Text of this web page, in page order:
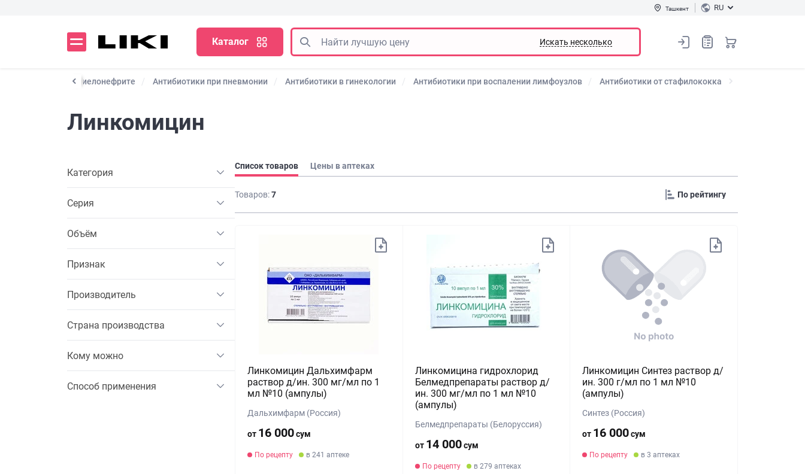
Ташкент RU
Каталог Искать несколько
Антибиотики при пиелонефрите Антибиотики при пневмонии Антибиотики в гинекологии Антибиотики при воспалении лимфоузлов Антибиотики от стафилококка
Линкомицин
Категория
Серия
Объём
Признак
Производитель
Страна производства
Кому можно
Способ применения
Список товаров Цены в аптеках
Товаров:7
Линкомицин Дальхимфарм
раствор д/ин. 300 мг/мл по 1
мл №10 (ампулы)
Дальхимфарм (Россия)
от 16 000сум
По рецепту в 241 аптеке
Линкомицина гидрохлорид
Белмедпрепараты раствор д/
ин. 300 мг/мл по 1 мл №10
(ампулы)
Белмедпрепараты (Белоруссия)
от 14 000сум
По рецепту в 279 аптеках
Линкомицин Синтез раствор д/
ин. 300 г/мл по 1 мл №10
(ампулы)
Синтез (Россия)
от 16 000сум
По рецепту в 3 аптеках